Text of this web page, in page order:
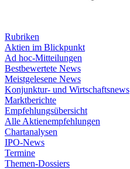
Rubriken
Aktien im Blickpunkt
Ad hoc-Mitteilungen
Bestbewertete News
Meistgelesene News
Konjunktur- und Wirtschaftsnews
Marktberichte
Empfehlungsübersicht
Alle Aktienempfehlungen
Chartanalysen
IPO-News
Termine
Themen-Dossiers